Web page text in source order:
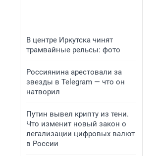
В центре Иркутска чинят
трамвайные рельсы: фото
Россиянина арестовали за
звезды в Telegram — что он
натворил
Путин вывел крипту из тени.
Что изменит новый закон о
легализации цифровых валют
в России